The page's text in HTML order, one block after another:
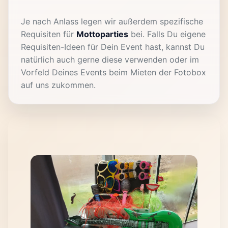
Je nach Anlass legen wir außerdem spezifische
Requisiten für Mottoparties bei. Falls Du eigene
Requisiten-Ideen für Dein Event hast, kannst Du
natürlich auch gerne diese verwenden oder im
Vorfeld Deines Events beim Mieten der Fotobox
auf uns zukommen.